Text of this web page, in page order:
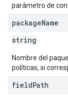
parámetro de
packageName
string
Nombre del
políticas, si
fieldPath